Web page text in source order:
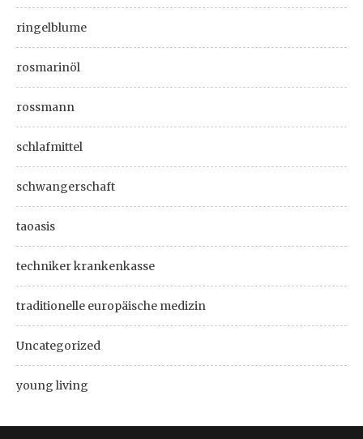
ringelblume
rosmarinöl
rossmann
schlafmittel
schwangerschaft
taoasis
techniker krankenkasse
traditionelle europäische medizin
Uncategorized
young living